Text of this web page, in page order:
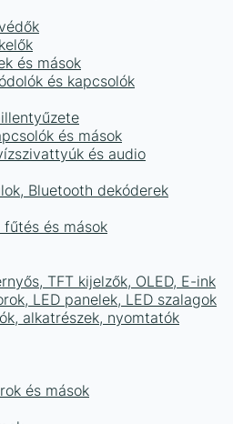
és mások
és kapcsolók
és mások
és audio
Bluetooth dekóderek
és mások
TFT kijelzők, OLED, E-ink
LED panelek, LED szalagok
alkatrészek, nyomtatók
és mások